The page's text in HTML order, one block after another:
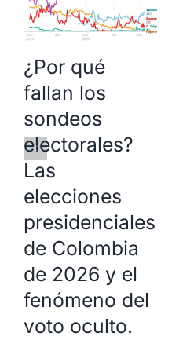
¿Por qué
fallan los
sondeos
electorales?
Las
elecciones
presidenciales
de Colombia
de 2026 y el
fenómeno del
voto oculto.